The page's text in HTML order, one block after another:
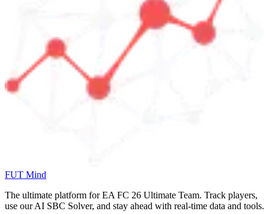
FUT Mind
The ultimate platform for EA FC 26 Ultimate Team. Track players,
use our AI SBC Solver, and stay ahead with real-time data and tools.